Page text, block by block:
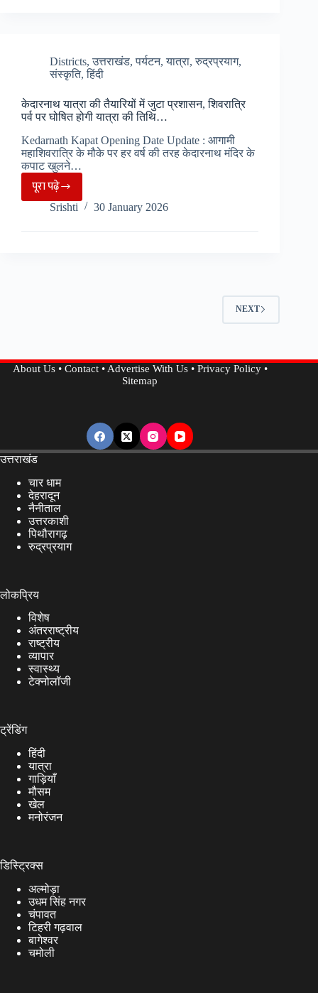
की
भारी
भीड़,
मंदिरों
विशेष
पूजा-
अर्चना…
Districts,उत्तराखंड,पर्यटन,यात्रा,रुद्रप्रयाग,
संस्कृति,हिंदी
केदारनाथ यात्रा की तैयारियों में जुटा प्रशासन, शिवरात्रि
पर्व पर घोषित होगी यात्रा की तिथि…
Kedarnath Kapat Opening Date Update : आगामी
महाशिवरात्रि के मौके पर हर वर्ष की तरह केदारनाथ मंदिर के
कपाट खुलने…
पूरा पढ़ेकेदारनाथ
यात्रा
की
घोषित
Srishti 30 January 2026
NEXT
About Us• Contact•Advertise With Us• Privacy Policy•
Sitemap
उत्तराखंड
चार धाम
देहरादून
नैनीताल
उत्तरकाशी
पिथौरागढ़
रुद्रप्रयाग
लोकप्रिय
विशेष
अंतरराष्ट्रीय
राष्ट्रीय
व्यापार
स्वास्थ्य
टेक्नोलॉजी
ट्रेंडिंग
हिंदी
यात्रा
गाड़ियाँ
मौसम
खेल
मनोरंजन
डिस्ट्रिक्स
अल्मोड़ा
उधम सिंह नगर
चंपावत
टिहरी गढ़वाल
बागेश्वर
चमोली